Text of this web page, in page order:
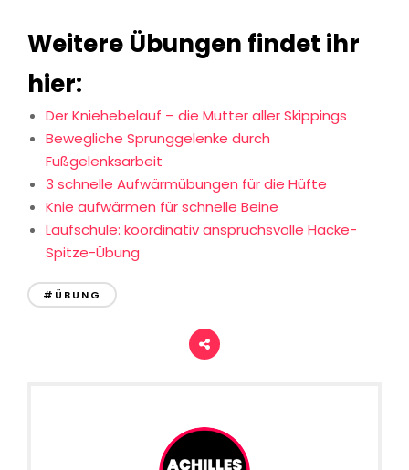
Weitere Übungen findet ihr
hier:
Der Kniehebelauf – die Mutter aller Skippings
Bewegliche Sprunggelenke durch
Fußgelenksarbeit
3 schnelle Aufwärmübungen für die Hüfte
Knie aufwärmen für schnelle Beine
Laufschule: koordinativ anspruchsvolle Hacke-
Spitze-Übung
#ÜBUNG